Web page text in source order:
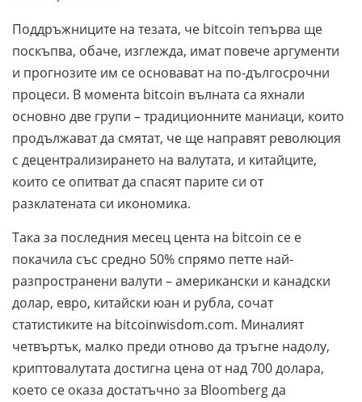
Поддръжниците на тезата, че bitcoin тепърва ще
поскъпва, обаче, изглежда, имат повече аргументи
и прогнозите им се основават на по-дългосрочни
процеси. В момента bitcoin вълната са яхнали
основно две групи – традиционните маниаци, които
продължават да смятат, че ще направят революция
с децентрализирането на валутата, и китайците,
които се опитват да спасят парите си от
разклатената си икономика.
Така за последния месец цента на bitcoin се е
покачила със средно 50% спрямо петте най-
разпространени валути – американски и канадски
долар, евро, китайски юан и рубла, сочат
статистиките на bitcoinwisdom.com. Миналият
четвъртък, малко преди отново да тръгне надолу,
криптовалутата достигна цена от над 700 долара,
което се оказа достатъчно за Bloomberg да